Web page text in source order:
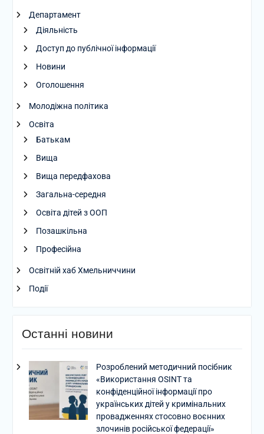
Департамент
Діяльність
Доступ до публічної інформації
Новини
Оголошення
Молодіжна політика
Освіта
Батькам
Вища
Вища передфахова
Загальна-середня
Освіта дітей з ООП
Позашкільна
Професійна
Освітній хаб Хмельниччини
Події
Останні новини
Розроблений методичний посібник
«Використання OSINT та
конфіденційної інформації про
українських дітей у кримінальних
провадженнях стосовно воєнних
злочинів російської федерації»